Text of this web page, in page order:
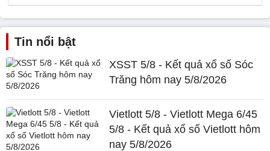
Tin nổi bật
XSST 5/8 - Kết quả xổ số Sóc
Trăng hôm nay 5/8/2026
Vietlott 5/8 - Vietlott Mega 6/45
5/8 - Kết quả xổ số Vietlott hôm
nay 5/8/2026